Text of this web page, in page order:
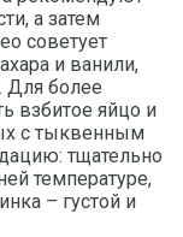
а затем
советует
и ванили,
Для более
взбитое яйцо и
с тыквенным
тщательно
температуре,
– густой и